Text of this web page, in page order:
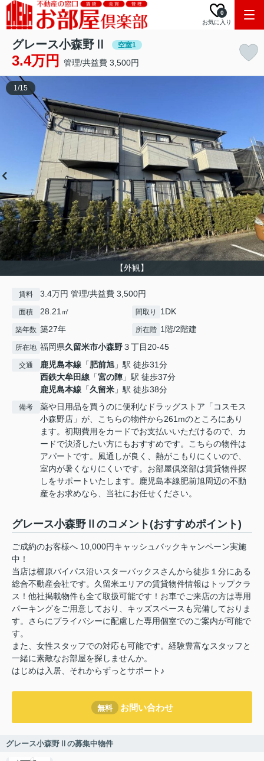
お気に入り
0
グレース小森野Ⅱ 空室1
3.4万円 管理/共益費 3,500円
【外観】
1/15
賃料 3.4万円 管理/共益費 3,500円
面積 28.21㎡ 間取り 1DK
築年数 築27年 所在階 1階/2階建
所在地 福岡県久留米市小森野３丁目20-45
交通 鹿児島本線 「肥前旭 」駅 徒歩31分
西鉄大牟田線 「宮の陣」駅 徒歩37分
鹿児島本線 「久留米 」駅 徒歩38分
備考
薬や日用品を買うのに便利なドラッグストア「コスモス
小森野店」が、こちらの物件から261mのところにあり
ます。初期費用をカードでお支払いいただけるので、カ
ードで決済したい方にもおすすめです。こちらの物件は
アパートです。風通しが良く、熱がこもりにくいので、
室内が暑くなりにくいです。お部屋倶楽部は賃貸物件探
しをサポートいたします。鹿児島本線肥前旭周辺の不動
産をお求めなら、当社にお任せください。
グレース小森野Ⅱのコメント(おすすめポイント)
ご成約のお客様へ 10,000円キャッシュバックキャンペーン実施
中！
当店は櫛原バイパス沿いスターバックスさんから徒歩１分にある
総合不動産会社です。久留米エリアの賃貸物件情報はトップクラ
ス！他社掲載物件も全て取扱可能です！お車でご来店の方は専用
パーキングをご用意しており、キッズスペースも完備しておりま
す。さらにプライバシーに配慮した専用個室でのご案内が可能で
す。
また、女性スタッフでの対応も可能です。経験豊富なスタッフと
一緒に素敵なお部屋を探しませんか。
はじめは入居、それからずっとサポート♪
無料 お問い合わせ
グレース小森野Ⅱの募集中物件